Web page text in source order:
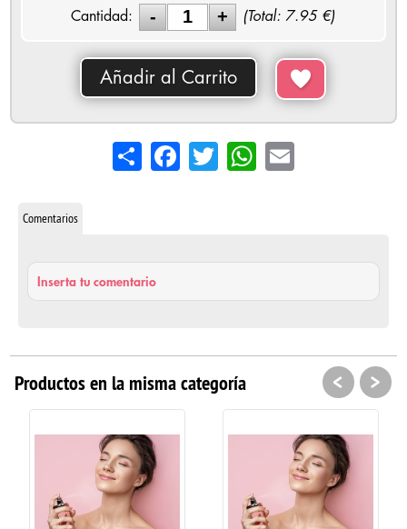
Cantidad: (Total: 7.95 €)
Añadir al Carrito
Share FacebookTwitterWhatsApp
Email
Comentarios
Inserta tu comentario
Productos en la misma categoría < >